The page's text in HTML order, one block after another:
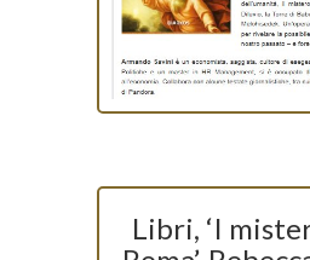
Libri, ‘I